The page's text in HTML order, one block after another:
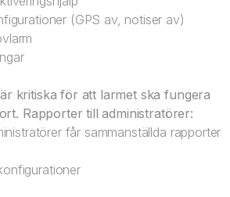
(GPS av, notiser av)
kritiska för att larmet ska fungera
Rapporter till administratörer:
får sammanställda rapporter